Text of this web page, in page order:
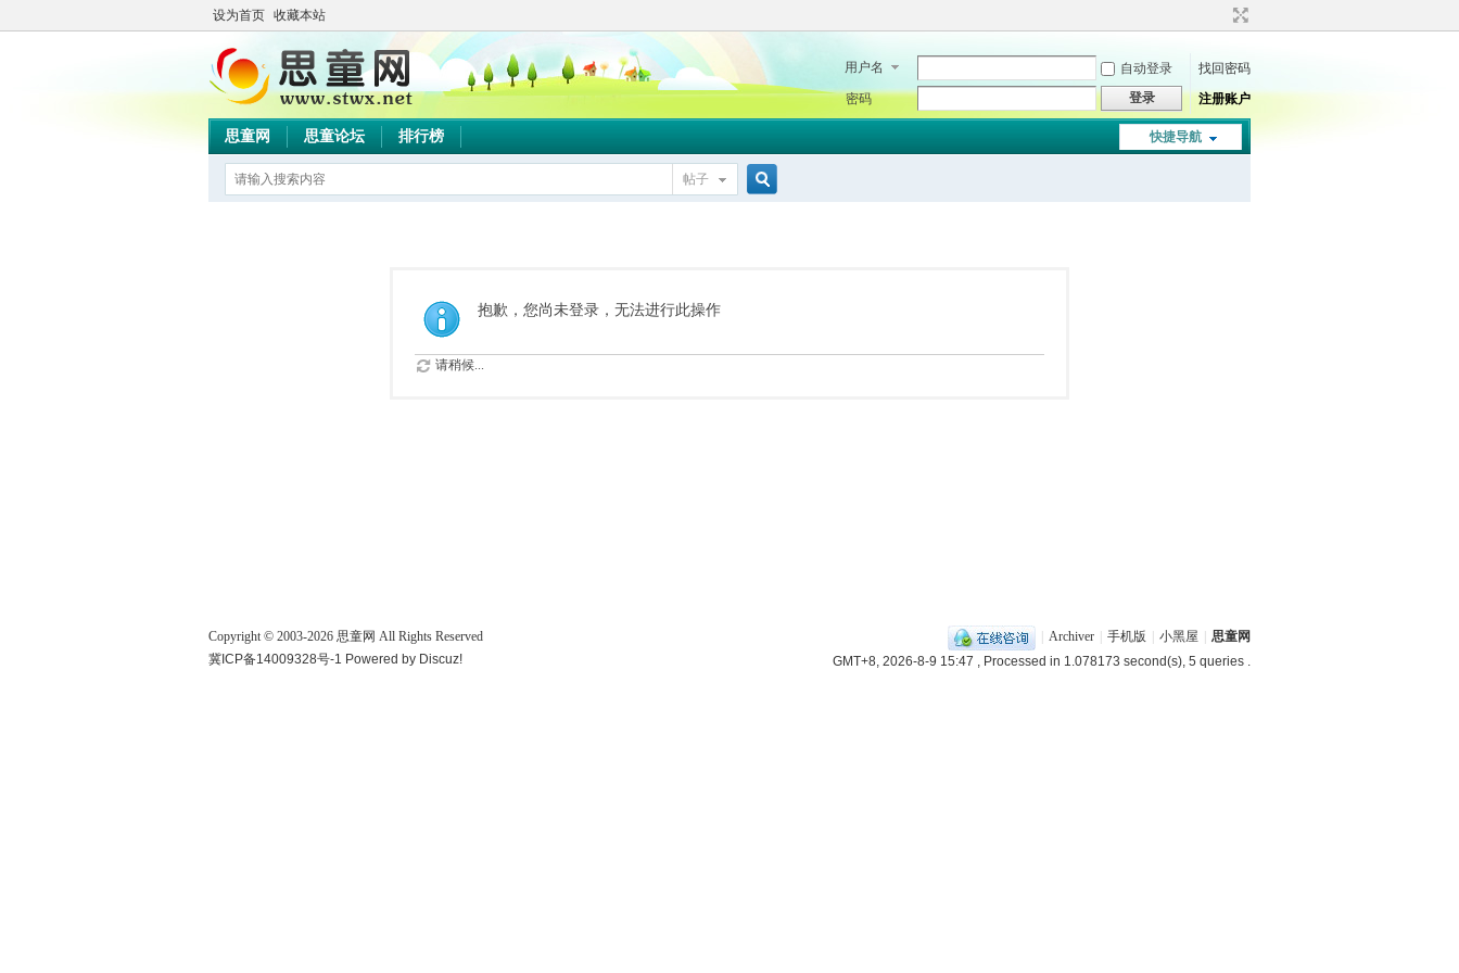
设为首页 收藏本站
用户名 自动登录
找回密码
密码
登录 注册账户
快捷导航
思童网 思童论坛 排行榜
帖子
抱歉，您尚未登录，无法进行此操作
请稍候...
Archiver 手机版 小黑屋
思童网
GMT+8, 2026-8-9 15:47 , Processed in 1.078173 second(s), 5 queries .
Copyright © 2003-2026 思童网 All Rights Reserved
冀ICP备14009328号-1 Powered by Discuz!